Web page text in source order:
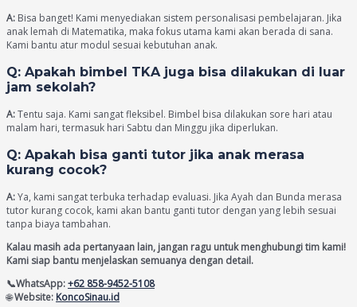
A: Bisa banget! Kami menyediakan sistem personalisasi pembelajaran. Jika
anak lemah di Matematika, maka fokus utama kami akan berada di sana.
Kami bantu atur modul sesuai kebutuhan anak.
Q: Apakah bimbel TKA juga bisa dilakukan di luar
jam sekolah?
A:Tentu saja. Kami sangat fleksibel. Bimbel bisa dilakukan sore hari atau
malam hari, termasuk hari Sabtu dan Minggu jika diperlukan.
Q: Apakah bisa ganti tutor jika anak merasa
kurang cocok?
A:Ya, kami sangat terbuka terhadap evaluasi. Jika Ayah dan Bunda merasa
tutor kurang cocok, kami akan bantu ganti tutor dengan yang lebih sesuai
tanpa biaya tambahan.
Kalau masih ada pertanyaan lain, jangan ragu untuk menghubungi tim kami!
Kami siap bantu menjelaskan semuanya dengan detail.
📞WhatsApp:+62 858-9452-5108
🌐Website: KoncoSinau.id